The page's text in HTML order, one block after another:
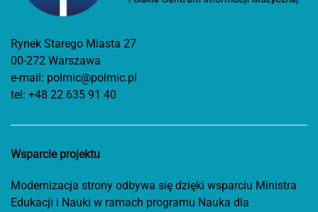
Rynek Starego Miasta 27
00-272 Warszawa
e-mail: polmic@polmic.pl
tel: +48 22 635 91 40
Wsparcie projektu
Modernizacja strony odbywa się dzięki wsparciu Ministra
Edukacji i Nauki w ramach programu Nauka dla